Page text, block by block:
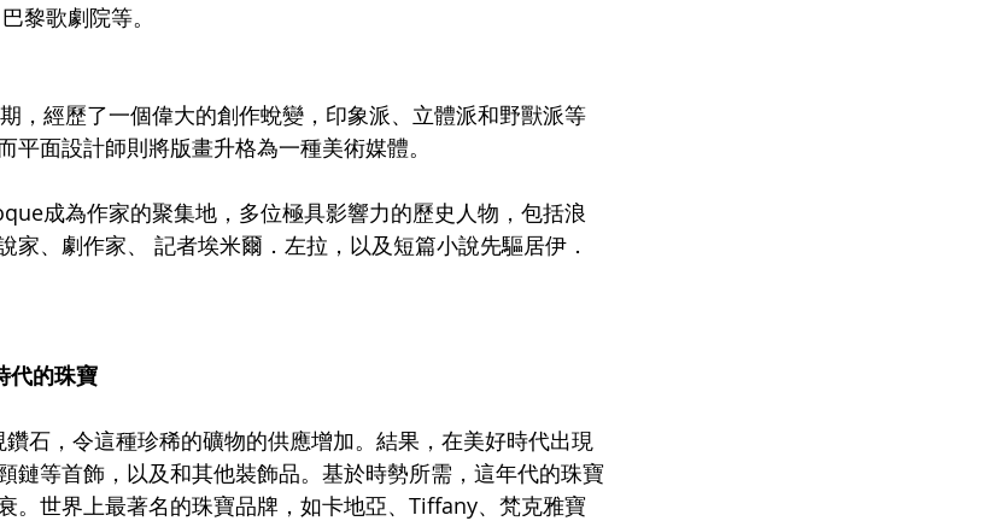
黎歌劇院等。
，經歷了一個偉大的創作蛻變，印象派、立體派和野獸派等
面設計師則將版畫升格為一種美術媒體。
成為作家的聚集地，多位極具影響力的歷史人物，包括浪
家、劇作家、 記者埃米爾．左拉，以及短篇小說先驅居伊．
代的珠寶
石，令這種珍稀的礦物的供應增加。結果，在美好時代出現
鏈等首飾，以及和其他裝飾品。基於時勢所需，這年代的珠寶
。世界上最著名的珠寶品牌，如卡地亞、Tiffany、梵克雅寶